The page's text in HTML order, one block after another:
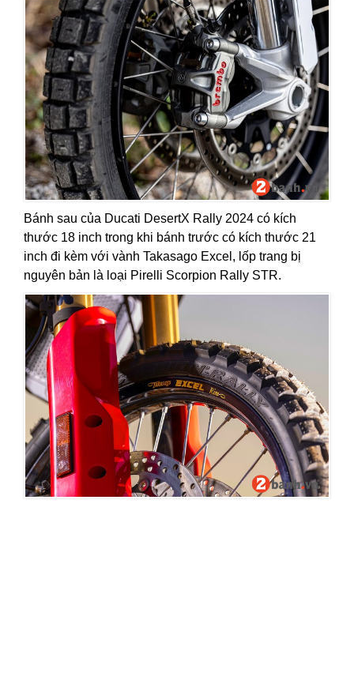
Bánh sau của Ducati DesertX Rally 2024 có kích
thước 18 inch trong khi bánh trước có kích thước 21
inch đi kèm với vành Takasago Excel, lốp trang bị
nguyên bản là loại Pirelli Scorpion Rally STR.